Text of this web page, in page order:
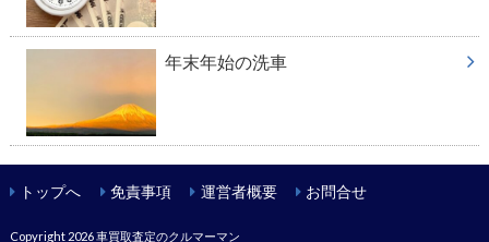
年末年始の洗車
トップへ 免責事項 運営者概要 お問合せ
Copyright 2026車買取査定のクルマーマン